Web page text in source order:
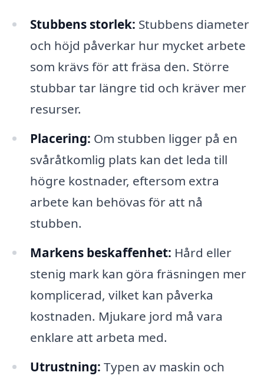
Stubbens storlek: Stubbens diameter
och höjd påverkar hur mycket arbete
som krävs för att fräsa den. Större
stubbar tar längre tid och kräver mer
resurser.
Placering: Om stubben ligger på en
svåråtkomlig plats kan det leda till
högre kostnader, eftersom extra
arbete kan behövas för att nå
stubben.
Markens beskaffenhet: Hård eller
stenig mark kan göra fräsningen mer
komplicerad, vilket kan påverka
kostnaden. Mjukare jord må vara
enklare att arbeta med.
Utrustning: Typen av maskin och